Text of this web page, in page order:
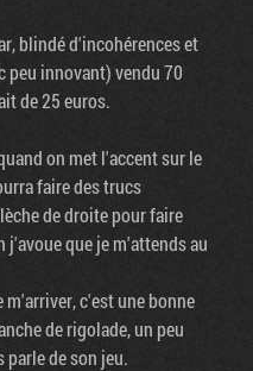
blindé d'incohérences et
innovant) vendu 70
de 25 euros.
on met l'accent sur le
faire des trucs
de droite pour faire
j'avoue que je m'attends au
m'arriver, c'est une bonne
de rigolade, un peu
parle de son jeu.